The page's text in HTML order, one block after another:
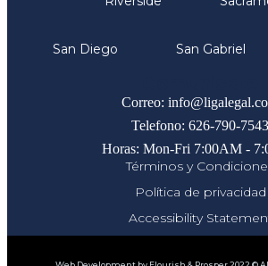
San Diego San Gabriel
Correo:
Telefono: 626-790-7543
Horas: Mon-Fri 7:00AM -
Términos y
Política de privacidad
Accessibility